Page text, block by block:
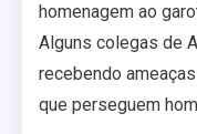
homenagem ao
Alguns colegas de
recebendo
que perseguem